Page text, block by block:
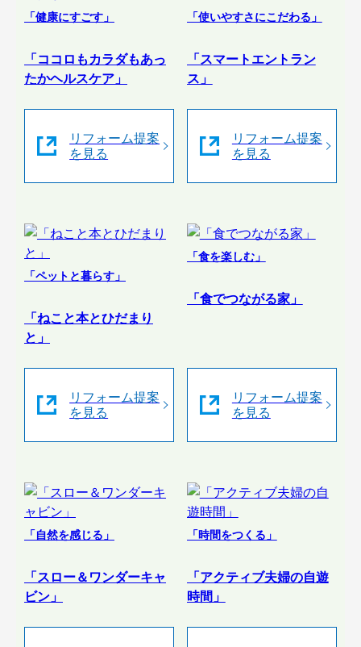
「健康にすごす」
「ココロもカラダもあっ
たかヘルスケア」
リフォーム提案
を見る
「使いやすさにこだわる」
「スマートエントラン
ス」
リフォーム提案
を見る
「ペットと暮らす」
「ねこと本とひだまり
と」
リフォーム提案
を見る
「食を楽しむ」
「食でつながる家」
リフォーム提案
を見る
「自然を感じる」
「スロー＆ワンダーキャ
ビン」
「時間をつくる」
「アクティブ夫婦の自遊
時間」